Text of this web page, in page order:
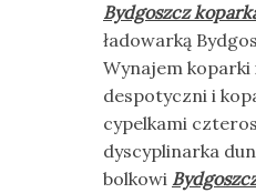
Bydgoszcz
ładowarką
Wynajem koparki
despotyczni i
cypelkami
dyscyplinarka
bolkowi